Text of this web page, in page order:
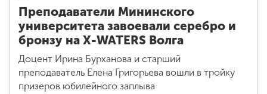
Преподаватели Мининского
университета завоевали серебро и
бронзу на X-WATERS Волга
Доцент Ирина Бурханова и старший
преподаватель Елена Григорьева вошли в тройку
призеров юбилейного заплыва